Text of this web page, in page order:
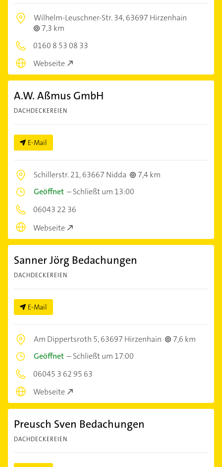
Wilhelm-Leuschner-Str. 34,63697 Hirzenhain
7,3 km
0160 8 53 08 33
Webseite
A.W. Aßmus GmbH
DACHDECKEREIEN
E-Mail
Schillerstr. 21,63667 Nidda
7,4 km
Geöffnet –Schließt um 13:00
06043 22 36
Webseite
Sanner Jörg Bedachungen
DACHDECKEREIEN
E-Mail
Am Dippertsroth 5,63697 Hirzenhain
7,6 km
Geöffnet –Schließt um 17:00
06045 3 62 95 63
Webseite
Preusch Sven Bedachungen
DACHDECKEREIEN